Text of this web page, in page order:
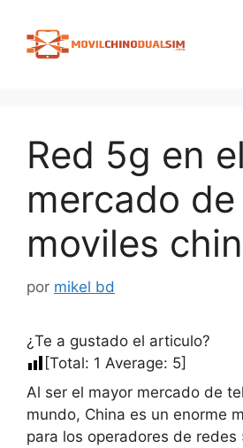
contenido
Red 5g en el
mercado de
moviles
por mikel bd
¿Te a gustado el articulo?
[Total: 1 Average: 5]
Al ser el mayor mercado de
mundo, China es un enorme
para los operadores de redes